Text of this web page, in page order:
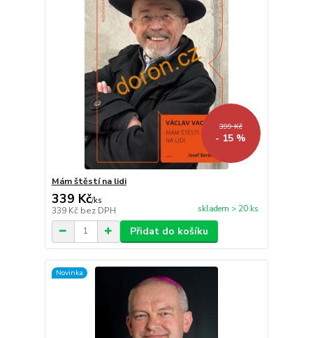
399 Kč
- 15 %
Mám štěstí na lidi
339 Kč/ks
339 Kč bez DPH skladem > 20 ks
Přidat do košíku
Novinka